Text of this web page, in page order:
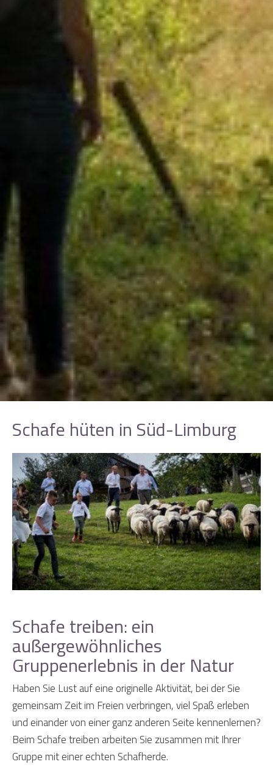
Schafe hüten in Süd-Limburg
Schafe treiben: ein
außergewöhnliches
Gruppenerlebnis in der Natur
Haben Sie Lust auf eine originelle Aktivität, bei der Sie
gemeinsam Zeit im Freien verbringen, viel Spaß erleben
und einander von einer ganz anderen Seite kennenlernen?
Beim Schafe treiben arbeiten Sie zusammen mit Ihrer
Gruppe mit einer echten Schafherde.